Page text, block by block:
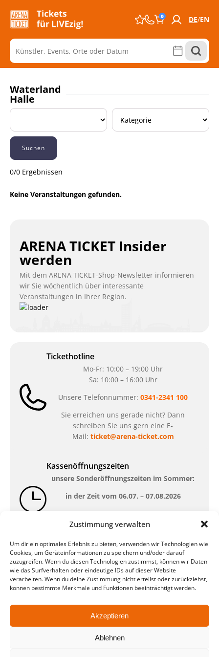
Zustimmung verwalten
Um dir ein optimales Erlebnis zu bieten, verwenden wir Technologien wie
Cookies, um Geräteinformationen zu speichern und/oder darauf
zuzugreifen. Wenn du diesen Technologien zustimmst, können wir Daten
wie das Surfverhalten oder eindeutige IDs auf dieser Website
verarbeiten. Wenn du deine Zustimmung nicht erteilst oder zurückziehst,
können bestimmte Merkmale und Funktionen beeinträchtigt werden.
Akzeptieren
Ablehnen
0 DE EN
Waterland
Halle
Suchen
0/0 Ergebnissen
Keine Veranstaltungen gefunden.
ARENA TICKET Insider
werden
Mit dem ARENA TICKET-Shop-Newsletter informieren
wir Sie wöchentlich über interessante
Veranstaltungen in Ihrer Region.
Tickethotline
Mo-Fr: 10:00 – 19:00 Uhr
Sa: 10:00 – 16:00 Uhr
Unsere Telefonnummer: 0341-2341 100
Sie erreichen uns gerade nicht? Dann
schreiben Sie uns gern eine E-
Mail: ticket@arena-ticket.com
Kassenöffnungszeiten
unsere Sonderöffnungszeiten im Sommer:
in der Zeit vom 06.07. – 07.08.2026
geschlossen
Standort
QUARTERBACK Immobilien ARENA
Am Sportforum 2, 04105 Leipzig
Nahverkehr: Straßenbahn Linien 3, 4, 7, 8, 15
Parken ist während des Ticketkaufs möglich.